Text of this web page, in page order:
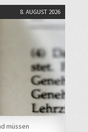
8. AUGUST 2026
müssen